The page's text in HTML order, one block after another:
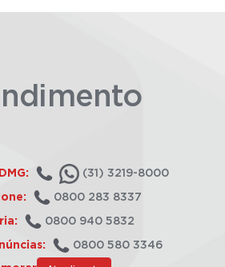
(31) 3219-8000
0800 283 8337
0800 940 5832
0800 580 3346